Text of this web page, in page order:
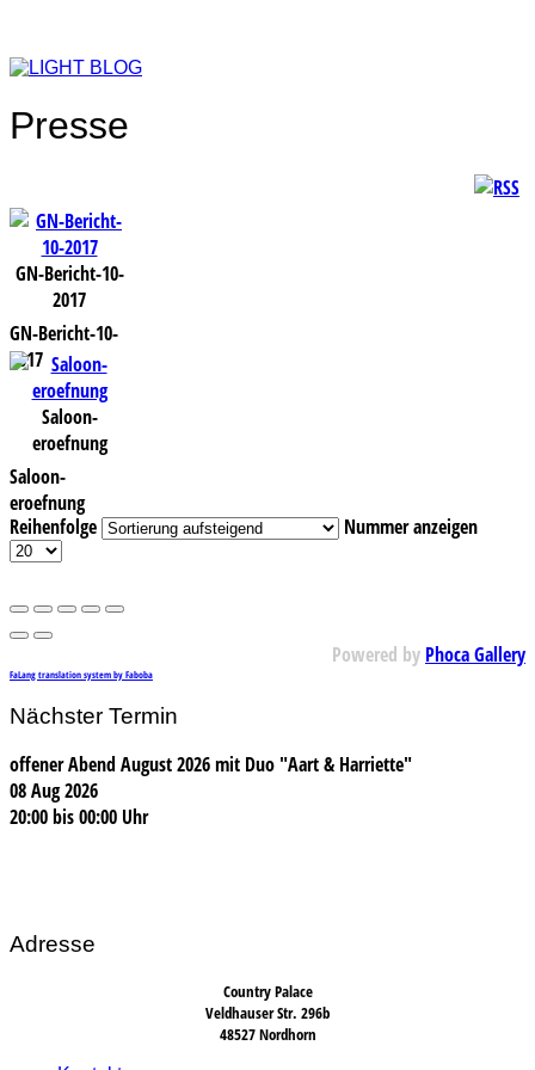
Presse
GN-Bericht-10-
2017
GN-Bericht-10-
2017
Saloon-
eroefnung
Saloon-
eroefnung
Reihenfolge
Nummer anzeigen
Powered by Phoca Gallery
FaLang translation system by Faboba
Nächster Termin
offener Abend August 2026 mit Duo "Aart & Harriette"
08 Aug 2026
20:00bis00:00 Uhr
Adresse
Country Palace
Veldhauser Str. 296b
48527 Nordhorn